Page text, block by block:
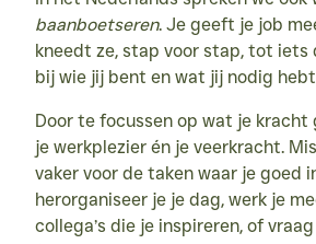
baanboetseren. Je geeft je job
kneedt ze, stap voor stap, tot
bij wie jij bent en wat jij nodig
Door te focussen op wat je
je werkplezier én je veerkracht.
vaker voor de taken waar je goed
herorganiseer je je dag, werk je
collega’s die je inspireren, of